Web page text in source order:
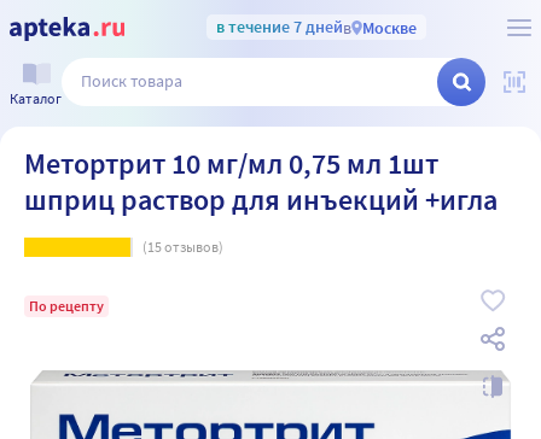
в течение 7 днейв Москве
Каталог
Метортрит 10 мг/мл 0,75 мл 1шт
шприц раствор для инъекций +игла
(15отзывов)
По рецепту